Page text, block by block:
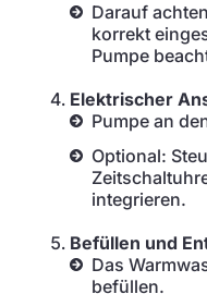
Darauf
korrekt
Pumpe
Elektrischer
Pumpe an
Optional:
integrieren.
Befüllen und
Das
befüllen.